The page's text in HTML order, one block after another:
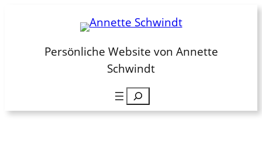
springenPersönliche Website von Annette
Schwindt
Suchen